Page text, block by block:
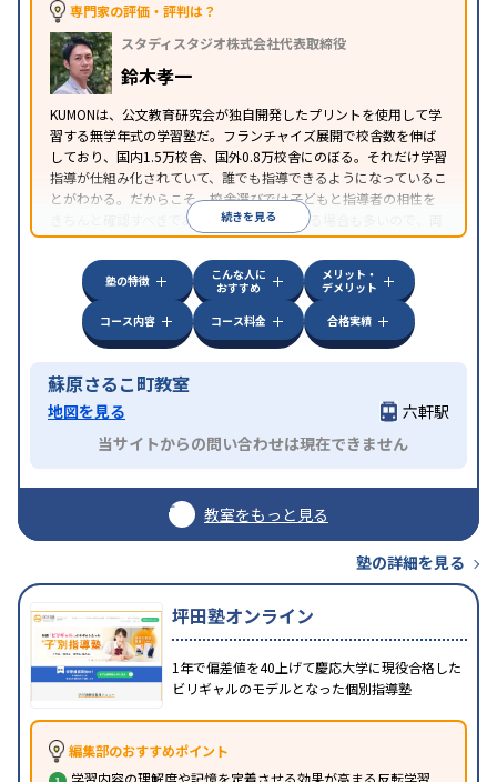
専門家の評価・評判は？
スタディスタジオ株式会社代表取締役
鈴木孝一
KUMONは、公文教育研究会が独自開発したプリントを使用して学
習する無学年式の学習塾だ。フランチャイズ展開で校舎数を伸ば
しており、国内1.5万校舎、国外0.8万校舎にのぼる。それだけ学習
指導が仕組み化されていて、誰でも指導できるようになっているこ
とがわかる。だからこそ、校舎選びでは子どもと指導者の相性を
きちんと確認すべきである。近所に2校舎ある場合も多いので、両
方見学してみることをオススメする。
続きを見る
塾の特徴
こんな人に
おすすめ
メリット・
デメリット
コース内容
コース料金 合格実績
蘇原さるこ町教室
地図を見る
六軒駅
当サイトからの問い合わせは現在できません
教室をもっと見る
塾の詳細を見る
坪田塾オンライン
1年で偏差値を40上げて慶応大学に現役合格した
ビリギャルのモデルとなった個別指導塾
編集部のおすすめポイント